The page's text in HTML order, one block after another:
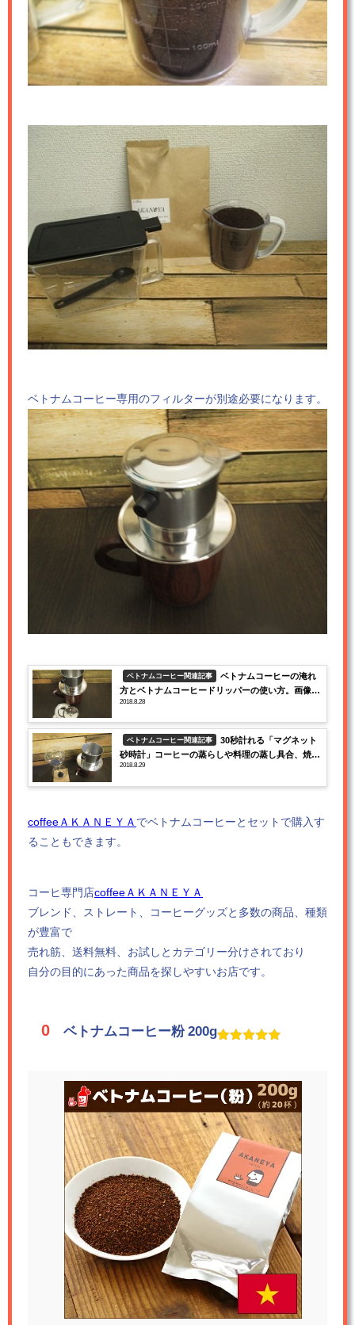
ベトナムコーヒー専用のフィルターが別途必要になります。
ベトナムコーヒー関連記事
ベトナムコーヒーの淹れ
方とベトナムコーヒードリッパーの使い方。画像付
きで書いていくよ。
2018.8.28
ベトナムコーヒー関連記事
30秒計れる「マグネット
砂時計」コーヒーの蒸らしや料理の蒸し具合、焼き
加減に役立つ
2018.8.29
coffeeＡＫＡＮＥＹＡ でベトナムコーヒーとセットで購入す
ることもできます。
コーヒ専門店coffeeＡＫＡＮＥＹＡ
ブレンド、ストレート、コーヒーグッズと多数の商品、種類
が豊富で
売れ筋、送料無料、お試しとカテゴリー分けされており
自分の目的にあった商品を探しやすいお店です。
ベトナムコーヒー粉 200g